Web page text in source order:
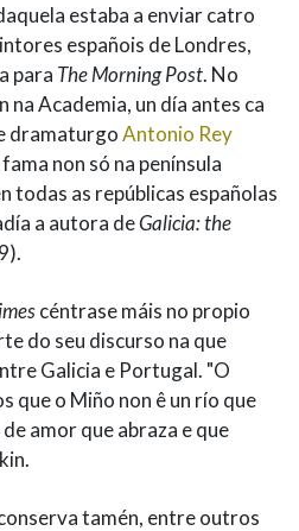
estaba a enviar catro
españois de Londres,
para The Morning Post. No
Academia, un día antes ca
dramaturgoAntonio Rey
non só na península
todas as repúblicas españolas
a autora deGalicia: the
céntrase máis no propio
do seu discurso na que
Galicia e Portugal. "O
que o Miño non ê un río que
amor que abraza e que
tamén, entre outros